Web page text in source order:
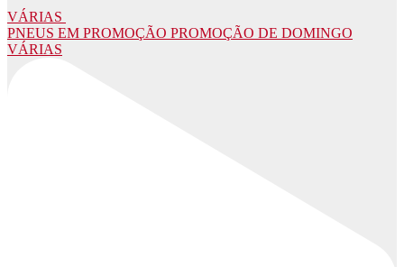
VÁRIAS
PNEUS EM PROMOÇÃO PROMOÇÃO DE DOMINGO
VÁRIAS